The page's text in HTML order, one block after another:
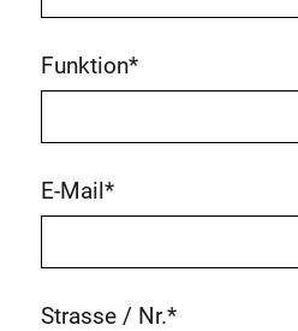
Funktion*
E-Mail*
Strasse / Nr.*